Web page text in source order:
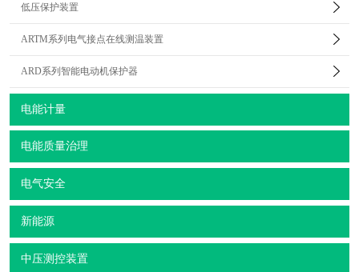
低压保护装置
ARTM系列电气接点在线测温装置
ARD系列智能电动机保护器
电能计量
电能质量治理
电气安全
新能源
中压测控装置